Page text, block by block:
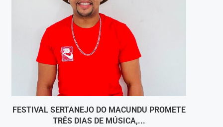
FESTIVAL SERTANEJO DO MACUNDU PROMETE
TRÊS DIAS DE MÚSICA,...